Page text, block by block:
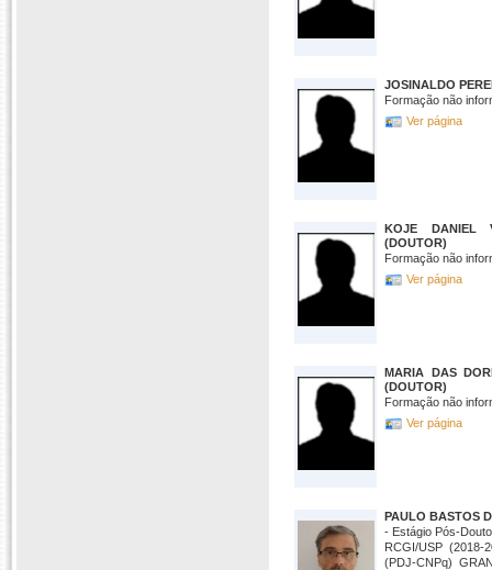
JOSINALDO
Formação não
Ver página
KOJE DANIEL
(DOUTOR)
Formação não
Ver página
MARIA DAS
(DOUTOR)
Formação não
Ver página
PAULO BASTOS
- Estágio Pós-
RCGI/USP (2018-
(PDJ-CNPq)